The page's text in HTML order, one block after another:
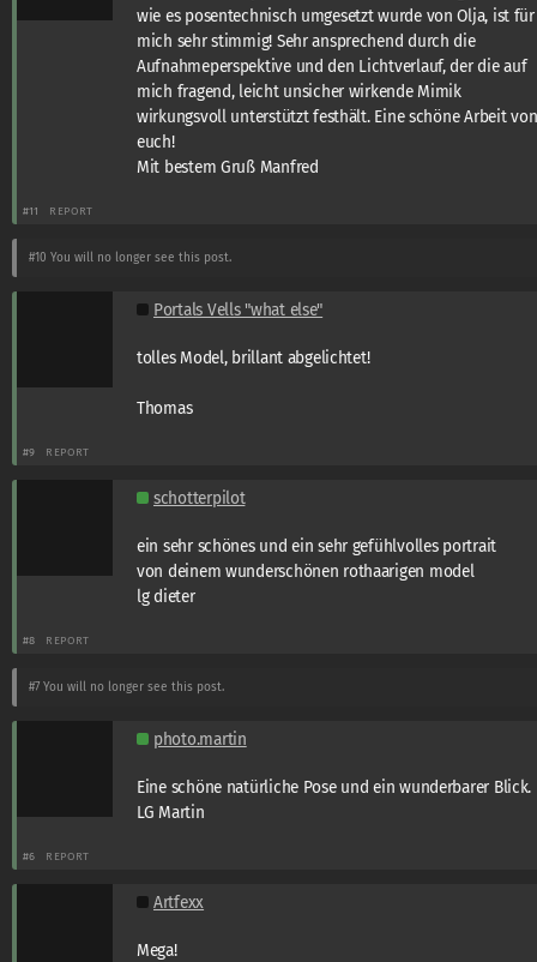
wie es posentechnisch umgesetzt wurde von Olja, ist für
mich sehr stimmig! Sehr ansprechend durch die
Aufnahmeperspektive und den Lichtverlauf, der die auf
mich fragend, leicht unsicher wirkende Mimik
wirkungsvoll unterstützt festhält. Eine schöne Arbeit von
euch!
Mit bestem Gruß Manfred
#11 REPORT
#10 You will no longer see this post.
Portals Vells "what else"
tolles Model, brillant abgelichtet!
Thomas
#9 REPORT
schotterpilot
ein sehr schönes und ein sehr gefühlvolles portrait
von deinem wunderschönen rothaarigen model
lg dieter
#8 REPORT
#7 You will no longer see this post.
photo.martin
Eine schöne natürliche Pose und ein wunderbarer Blick.
LG Martin
#6 REPORT
Artfexx
Mega!